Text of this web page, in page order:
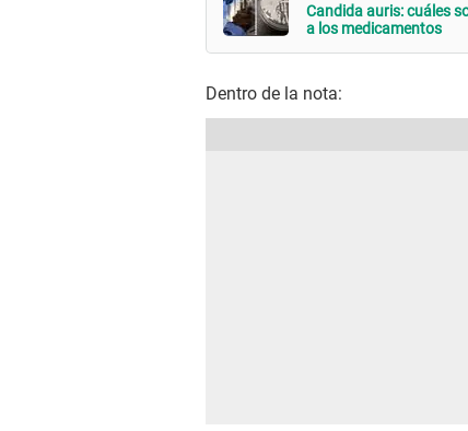
Candida auris: cuáles
a los medicamentos
Dentro de la nota: